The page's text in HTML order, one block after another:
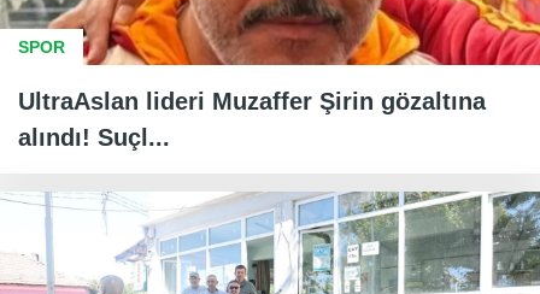
SPOR
UltraAslan lideri Muzaffer Şirin gözaltına
alındı! Suçl...